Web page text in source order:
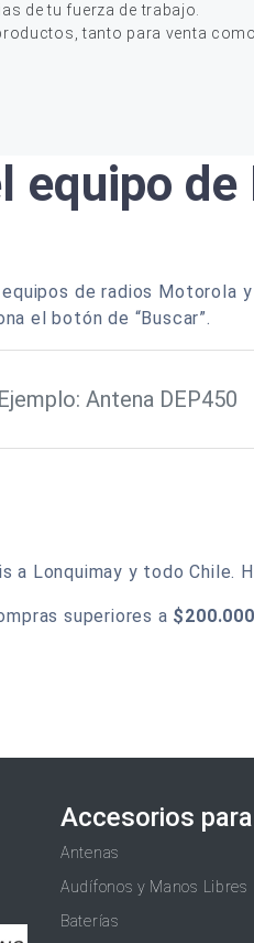
de tu fuerza de trabajo.
tanto para venta
equipo
de radios Motorola
el botón de “Buscar”.
a Lonquimay y todo Chile.
superiores a
Accesorios
Antenas
Audífonos y Manos Libres
Baterías